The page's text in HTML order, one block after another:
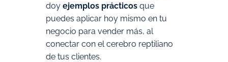
doy ejemplos prácticos que
puedes aplicar hoy mismo en tu
negocio para vender más, al
conectar con el cerebro reptiliano
de tus clientes.